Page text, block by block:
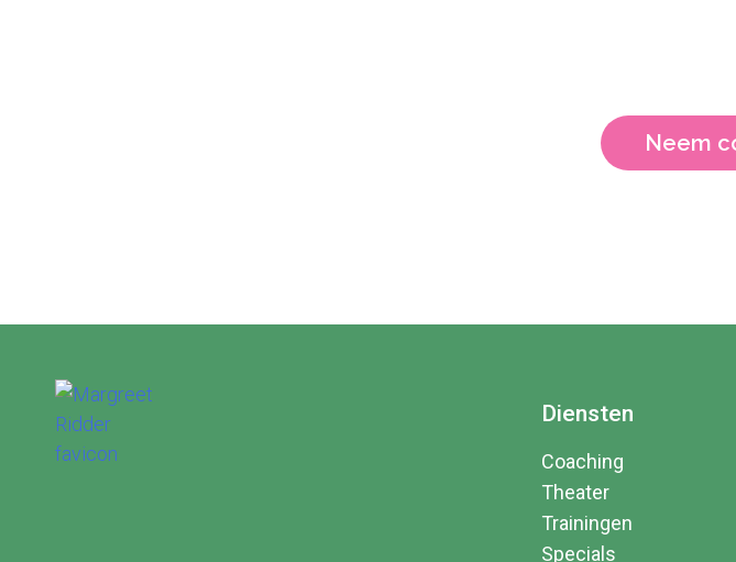
Neem
Diensten
Coaching
Theater
Trainingen
Specials